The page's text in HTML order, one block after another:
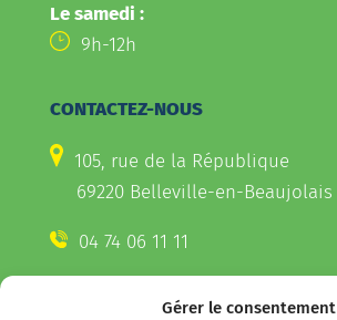
Gérer le consentement
Le samedi :
9h-12h
CONTACTEZ-NOUS
105, rue de la République
69220 Belleville-en-Beaujolais
04 74 06 11 11
CONTACTEZ-NOUS